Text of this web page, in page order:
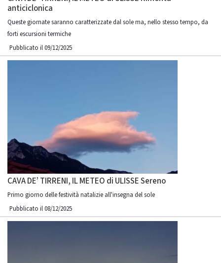
anticiclonica
Queste giornate saranno caratterizzate dal sole ma, nello stesso tempo, da
forti escursioni termiche
Pubblicato il 09/12/2025
CAVA DE’ TIRRENI, IL METEO di ULISSE Sereno
Primo giorno delle festività natalizie all'insegna del sole
Pubblicato il 08/12/2025